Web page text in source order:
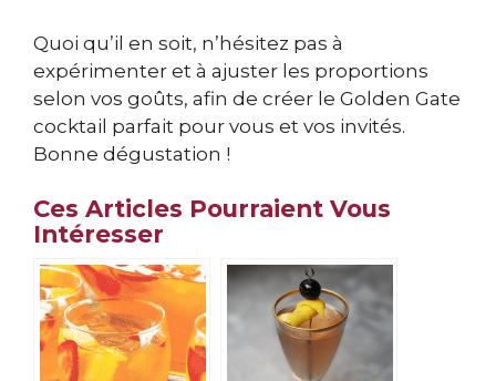
Quoi qu’il en soit, n’hésitez pas à
expérimenter et à ajuster les proportions
selon vos goûts, afin de créer le Golden Gate
cocktail parfait pour vous et vos invités.
Bonne dégustation !
Ces Articles Pourraient Vous
Intéresser